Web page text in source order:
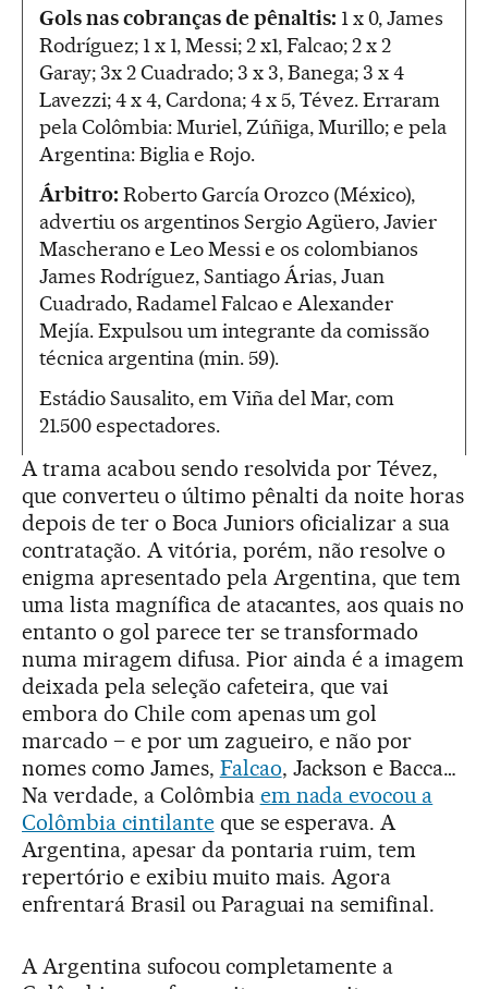
Gols nas cobranças de pênaltis: 1 x 0, James
Rodríguez; 1 x 1, Messi; 2 x1, Falcao; 2 x 2
Garay; 3x 2 Cuadrado; 3 x 3, Banega; 3 x 4
Lavezzi; 4 x 4, Cardona; 4 x 5, Tévez. Erraram
pela Colômbia: Muriel, Zúñiga, Murillo; e pela
Argentina: Biglia e Rojo.
Árbitro: Roberto García Orozco (México),
advertiu os argentinos Sergio Agüero, Javier
Mascherano e Leo Messi e os colombianos
James Rodríguez, Santiago Árias, Juan
Cuadrado, Radamel Falcao e Alexander
Mejía. Expulsou um integrante da comissão
técnica argentina (min. 59).
Estádio Sausalito, em Viña del Mar, com
21.500 espectadores.
A trama acabou sendo resolvida por Tévez,
que converteu o último pênalti da noite horas
depois de ter o Boca Juniors oficializar a sua
contratação. A vitória, porém, não resolve o
enigma apresentado pela Argentina, que tem
uma lista magnífica de atacantes, aos quais no
entanto o gol parece ter se transformado
numa miragem difusa. Pior ainda é a imagem
deixada pela seleção cafeteira, que vai
embora do Chile com apenas um gol
marcado – e por um zagueiro, e não por
nomes como James, Falcao, Jackson e Bacca…
Na verdade, a Colômbia em nada evocou a
Colômbia cintilanteque se esperava. A
Argentina, apesar da pontaria ruim, tem
repertório e exibiu muito mais. Agora
enfrentará Brasil ou Paraguai na semifinal.
A Argentina sufocou completamente a